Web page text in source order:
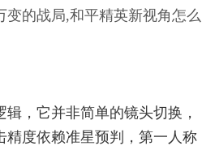
的战局,和平精英新视角怎么
，它并非简单的镜头切换，
精度依赖准星预判，第一人称